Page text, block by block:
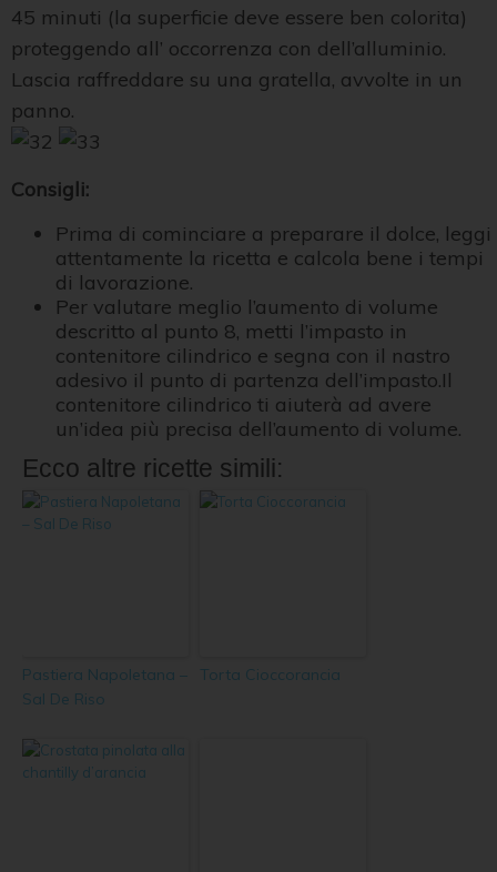
45 minuti (la superficie deve essere ben colorita)
proteggendo all’ occorrenza con dell’alluminio.
Lascia raffreddare su una gratella, avvolte in un
panno.
Consigli:
Prima di cominciare a preparare il dolce, leggi
attentamente la ricetta e calcola bene i tempi
di lavorazione.
Per valutare meglio l’aumento di volume
descritto al punto 8, metti l’impasto in
contenitore cilindrico e segna con il nastro
adesivo il punto di partenza dell’impasto.Il
contenitore cilindrico ti aiuterà ad avere
un’idea più precisa dell’aumento di volume.
Ecco altre ricette simili:
Pastiera Napoletana –
Sal De Riso
Torta Cioccorancia